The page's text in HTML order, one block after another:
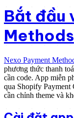
Bắt đầu
Methods
Nexo Payment
phương thức thanh
cần code. App miễn
qua Shopify Payment
cần chỉnh theme và